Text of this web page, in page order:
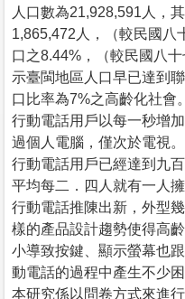
人口數為21,928,591人，
1,865,472人，（較民國八
口之8.44%，（較民國八
示臺閩地區人口早已達到
口比率為7%之高齡化社會。
行動電話用戶以每一秒增
過個人電腦，僅次於電視
行動電話用戶已經達到九
平均每二．四人就有一人
行動電話推陳出新，外型
樣的產品設計趨勢使得高
小導致按鍵、顯示螢幕也
動電話的過程中產生不少困
本研究係以問卷方式來進